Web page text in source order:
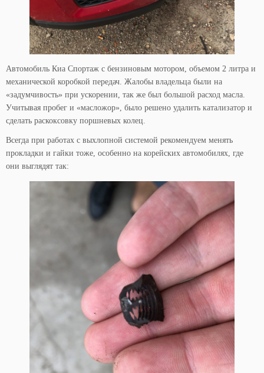
Автомобиль Киа Спортаж с бензиновым мотором, объемом 2 литра и
механической коробкой передач. Жалобы владельца были на
«задумчивость» при ускорении, так же был большой расход масла.
Учитывая пробег и «масложор», было решено удалить катализатор и
сделать раскоксовку поршневых колец.
Всегда при работах с выхлопной системой рекомендуем менять
прокладки и гайки тоже, особенно на корейских автомобилях, где
они выглядят так: